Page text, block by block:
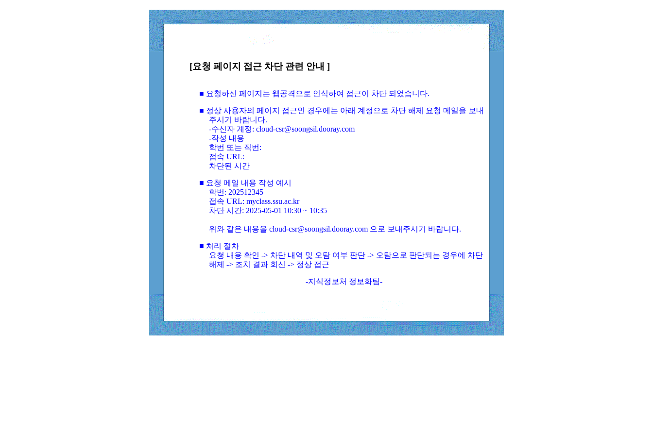
[요청 페이지 접근 차단 관련 안내 ]
■ 요청하신 페이지는 웹공격으로 인식하여 접근이 차단 되었습니다.
■ 정상 사용자의 페이지 접근인 경우에는 아래 계정으로 차단 해제 요청 메일을 보내
주시기 바랍니다.
-수신자 계정: cloud-csr@soongsil.dooray.com
-작성 내용
학번 또는 직번:
접속 URL:
차단된 시간
■ 요청 메일 내용 작성 예시
학번: 202512345
접속 URL: myclass.ssu.ac.kr
차단 시간: 2025-05-01 10:30 ~ 10:35
위와 같은 내용을 cloud-csr@soongsil.dooray.com 으로 보내주시기 바랍니다.
■ 처리 절차
요청 내용 확인 -> 차단 내역 및 오탐 여부 판단 -> 오탐으로 판단되는 경우에 차단
해제 -> 조치 결과 회신 -> 정상 접근
-지식정보처 정보화팀-